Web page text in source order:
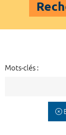
Mots-clés :